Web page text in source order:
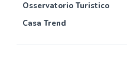
Osservatorio Turistico
Casa Trend